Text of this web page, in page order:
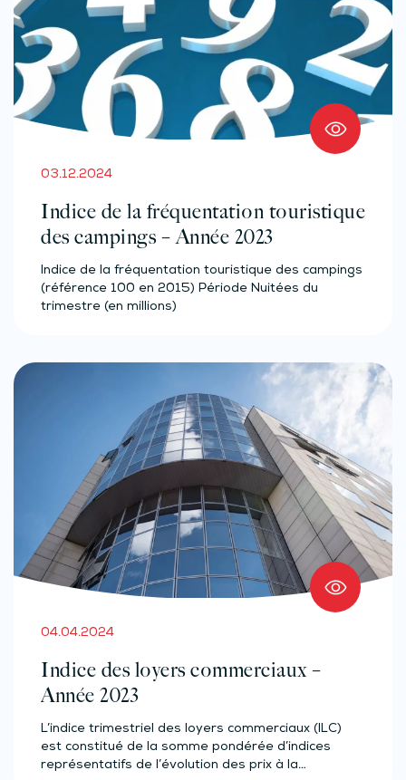
03.12.2024
Indice de la fréquentation touristique
des campings – Année 2023
Indice de la fréquentation touristique des campings
(référence 100 en 2015) Période Nuitées du
trimestre (en millions)
04.04.2024
Indice des loyers commerciaux –
Année 2023
L’indice trimestriel des loyers commerciaux (ILC)
est constitué de la somme pondérée d’indices
représentatifs de l’évolution des prix à la…